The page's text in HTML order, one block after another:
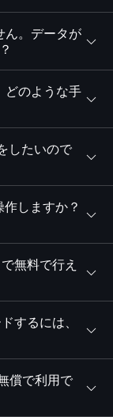
。データが
のような手
したいので
しますか？
無料で行え
するには、
償で利用で